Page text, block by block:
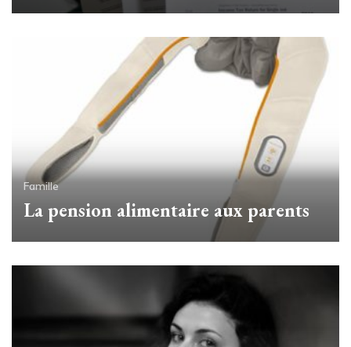
Famille
La pension alimentaire aux parents